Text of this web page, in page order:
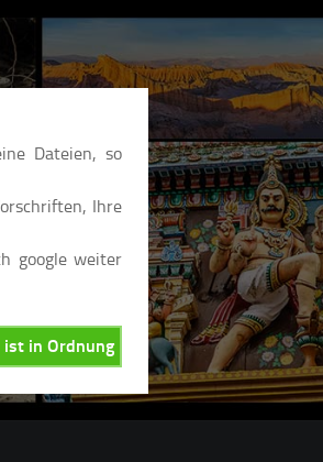
Dateien, so
Ihre
google weiter
ist in Ordnung